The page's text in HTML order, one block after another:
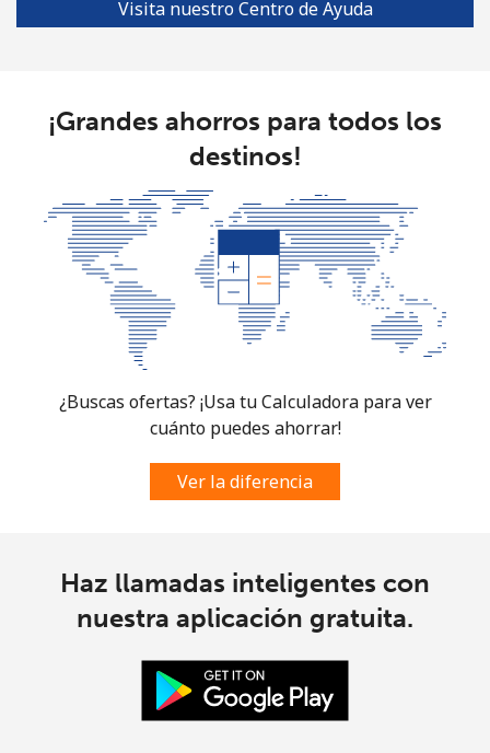
Visita nuestro Centro de Ayuda
¡Grandes ahorros para todos los
destinos!
¿Buscas ofertas? ¡Usa tu Calculadora para ver
cuánto puedes ahorrar!
Ver la diferencia
Haz llamadas inteligentes con
nuestra aplicación gratuita.